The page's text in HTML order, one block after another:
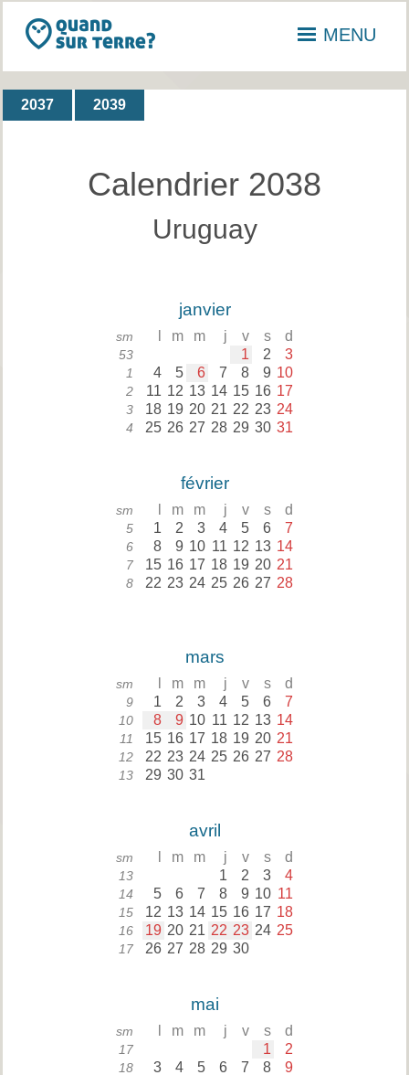
MENU
2037 2039
Calendrier 2038
Uruguay
janvier
sm m m j v s d
53 1 2 3
1 4 5 6 7 8 9 10
2 11 12 13 14 15 16 17
3 18 19 20 21 22 23 24
4 25 26 27 28 29 30 31
février
sm m m j v s d
5 1 2 3 4 5 6 7
6 8 9 10 11 12 13 14
7 15 16 17 18 19 20 21
8 22 23 24 25 26 27 28
mars
sm m m j v s d
9 1 2 3 4 5 6 7
10 8 9 10 11 12 13 14
11 15 16 17 18 19 20 21
12 22 23 24 25 26 27 28
13 29 30 31
avril
sm m m j v s d
13 1 2 3 4
14 5 6 7 8 9 10 11
15 12 13 14 15 16 17 18
16 19 20 21 22 23 24 25
17 26 27 28 29 30
mai
sm m m j v s d
17 1 2
18 3 4 5 6 7 8 9